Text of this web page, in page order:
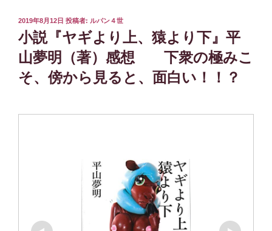
投
日:
2019年8月12日 投稿者: ルパン４世
小説『ヤギより上、猿より下』平
山夢明（著）感想 下衆の極みこ
そ、傍から見ると、面白い！！？